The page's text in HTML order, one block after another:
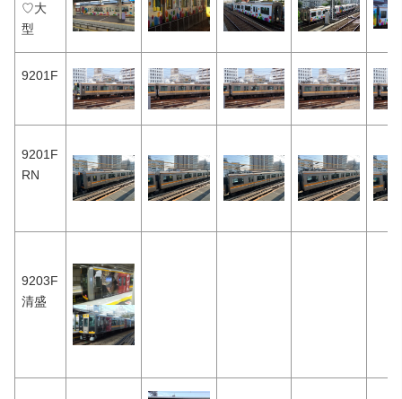
♡大
型
9201F
9201F
RN
9203F
清盛